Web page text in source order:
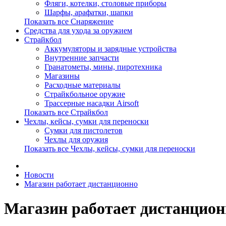
Фляги, котелки, столовые приборы
Шарфы, арафатки, шапки
Показать все Снаряжение
Средства для ухода за оружием
Страйкбол
Аккумуляторы и зарядные устройства
Внутренние запчасти
Гранатометы, мины, пиротехника
Магазины
Расходные материалы
Страйкбольное оружие
Трассерные насадки Airsoft
Показать все Страйкбол
Чехлы, кейсы, сумки для переноски
Сумки для пистолетов
Чехлы для оружия
Показать все Чехлы, кейсы, сумки для переноски
Новости
Магазин работает дистанционно
Магазин работает